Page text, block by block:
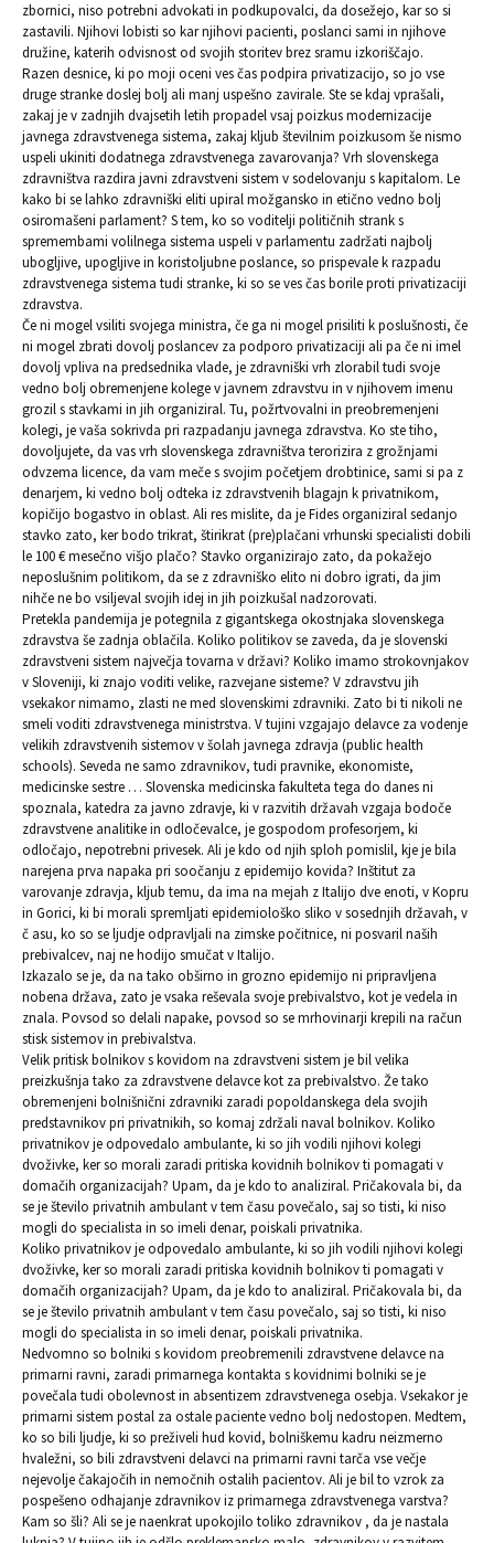
zbornici, niso potrebni advokati in podkupovalci, da dosežejo, kar so si
zastavili. Njihovi lobisti so kar njihovi pacienti, poslanci sami in njihove
družine, katerih odvisnost od svojih storitev brez sramu izkoriščajo.
Razen desnice, ki po moji oceni ves čas podpira privatizacijo, so jo vse
druge stranke doslej bolj ali manj uspešno zavirale. Ste se kdaj vprašali,
zakaj je v zadnjih dvajsetih letih propadel vsaj poizkus modernizacije
javnega zdravstvenega sistema, zakaj kljub številnim poizkusom še nismo
uspeli ukiniti dodatnega zdravstvenega zavarovanja? Vrh slovenskega
zdravništva razdira javni zdravstveni sistem v sodelovanju s kapitalom. Le
kako bi se lahko zdravniški eliti upiral možgansko in etično vedno bolj
osiromašeni parlament? S tem, ko so voditelji političnih strank s
spremembami volilnega sistema uspeli v parlamentu zadržati najbolj
ubogljive, upogljive in koristoljubne poslance, so prispevale k razpadu
zdravstvenega sistema tudi stranke, ki so se ves čas borile proti privatizaciji
zdravstva.
Če ni mogel vsiliti svojega ministra, če ga ni mogel prisiliti k poslušnosti, če
ni mogel zbrati dovolj poslancev za podporo privatizaciji ali pa če ni imel
dovolj vpliva na predsednika vlade, je zdravniški vrh zlorabil tudi svoje
vedno bolj obremenjene kolege v javnem zdravstvu in v njihovem imenu
grozil s stavkami in jih organiziral. Tu, požrtvovalni in preobremenjeni
kolegi, je vaša sokrivda pri razpadanju javnega zdravstva. Ko ste tiho,
dovoljujete, da vas vrh slovenskega zdravništva terorizira z grožnjami
odvzema licence, da vam meče s svojim početjem drobtinice, sami si pa z
denarjem, ki vedno bolj odteka iz zdravstvenih blagajn k privatnikom,
kopičijo bogastvo in oblast. Ali res mislite, da je Fides organiziral sedanjo
stavko zato, ker bodo trikrat, štirikrat (pre)plačani vrhunski specialisti dobili
le 100 € mesečno višjo plačo? Stavko organizirajo zato, da pokažejo
neposlušnim politikom, da se z zdravniško elito ni dobro igrati, da jim
nihče ne bo vsiljeval svojih idej in jih poizkušal nadzorovati.
Pretekla pandemija je potegnila z gigantskega okostnjaka slovenskega
zdravstva še zadnja oblačila. Koliko politikov se zaveda, da je slovenski
zdravstveni sistem največja tovarna v državi? Koliko imamo strokovnjakov
v Sloveniji, ki znajo voditi velike, razvejane sisteme? V zdravstvu jih
vsekakor nimamo, zlasti ne med slovenskimi zdravniki. Zato bi ti nikoli ne
smeli voditi zdravstvenega ministrstva. V tujini vzgajajo delavce za vodenje
velikih zdravstvenih sistemov v šolah javnega zdravja (public health
schools). Seveda ne samo zdravnikov, tudi pravnike, ekonomiste,
medicinske sestre … Slovenska medicinska fakulteta tega do danes ni
spoznala, katedra za javno zdravje, ki v razvitih državah vzgaja bodoče
zdravstvene analitike in odločevalce, je gospodom profesorjem, ki
odločajo, nepotrebni privesek. Ali je kdo od njih sploh pomislil, kje je bila
narejena prva napaka pri soočanju z epidemijo kovida? Inštitut za
varovanje zdravja, kljub temu, da ima na mejah z Italijo dve enoti, v Kopru
in Gorici, ki bi morali spremljati epidemiološko sliko v sosednjih državah, v
č asu, ko so se ljudje odpravljali na zimske počitnice, ni posvaril naših
prebivalcev, naj ne hodijo smučat v Italijo.
Izkazalo se je, da na tako obširno in grozno epidemijo ni pripravljena
nobena država, zato je vsaka reševala svoje prebivalstvo, kot je vedela in
znala. Povsod so delali napake, povsod so se mrhovinarji krepili na račun
stisk sistemov in prebivalstva.
Velik pritisk bolnikov s kovidom na zdravstveni sistem je bil velika
preizkušnja tako za zdravstvene delavce kot za prebivalstvo. Že tako
obremenjeni bolnišnični zdravniki zaradi popoldanskega dela svojih
predstavnikov pri privatnikih, so komaj zdržali naval bolnikov. Koliko
privatnikov je odpovedalo ambulante, ki so jih vodili njihovi kolegi
dvoživke, ker so morali zaradi pritiska kovidnih bolnikov ti pomagati v
domačih organizacijah? Upam, da je kdo to analiziral. Pričakovala bi, da
se je število privatnih ambulant v tem času povečalo, saj so tisti, ki niso
mogli do specialista in so imeli denar, poiskali privatnika.
Koliko privatnikov je odpovedalo ambulante, ki so jih vodili njihovi kolegi
dvoživke, ker so morali zaradi pritiska kovidnih bolnikov ti pomagati v
domačih organizacijah? Upam, da je kdo to analiziral. Pričakovala bi, da
se je število privatnih ambulant v tem času povečalo, saj so tisti, ki niso
mogli do specialista in so imeli denar, poiskali privatnika.
Nedvomno so bolniki s kovidom preobremenili zdravstvene delavce na
primarni ravni, zaradi primarnega kontakta s kovidnimi bolniki se je
povečala tudi obolevnost in absentizem zdravstvenega osebja. Vsekakor je
primarni sistem postal za ostale paciente vedno bolj nedostopen. Medtem,
ko so bili ljudje, ki so preživeli hud kovid, bolniškemu kadru neizmerno
hvaležni, so bili zdravstveni delavci na primarni ravni tarča vse večje
nejevolje čakajočih in nemočnih ostalih pacientov. Ali je bil to vzrok za
pospešeno odhajanje zdravnikov iz primarnega zdravstvenega varstva?
Kam so šli? Ali se je naenkrat upokojilo toliko zdravnikov , da je nastala